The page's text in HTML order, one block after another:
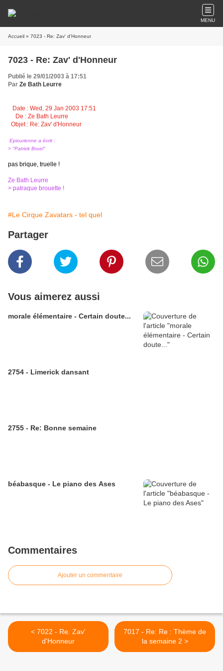
MENU
Accueil » 7023 - Re: Zav' d'Honneur
7023 - Re: Zav' d'Honneur
Publié le 29/01/2003 à 17:51
Par Ze Bath Leurre
Date : Wed, 29 Jan 2003 17:51
De : Ze Bath Leurre
Objet : Re: Zav' d'Honneur
Epicurienne a écrit :
> "Patrick Bruel"
pas brique, truelle !
Ze Bath Leurre
> patraque brouette !
#Le Cirque Zavatars - tel quel
Partager
Vous aimerez aussi
morale élémentaire - Certain doute...
2754 - Limerick dansant
2755 - Re: Bonne semaine
béabasque - Le piano des Ases
Commentaires
Ajouter un commentaire
< 7022 - Re: Zav'
d'Honneur
7017 - Re: Re : Thème de
la semaine 2 >